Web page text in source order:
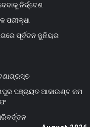
ନିର୍ଦ୍ଦେଶ
ପରୀକ୍ଷା
ପୂର୍ବତନ ଜୁନିୟର
ପଞ୍ଚାୟତ ଆକାଉଣ୍ଟ କମ